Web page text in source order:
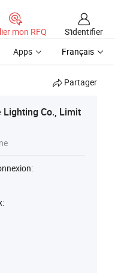
mon RFQ
S'identifier
Apps Français
Partager
Lighting Co., Limit